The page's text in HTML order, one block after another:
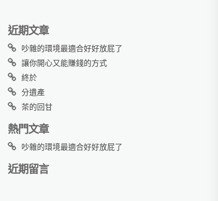
近期文章
吵雜的環境最適合好好放屁了
讓你開心又能賺錢的方式
終於
分遺產
茶的回甘
熱門文章
吵雜的環境最適合好好放屁了
近期留言